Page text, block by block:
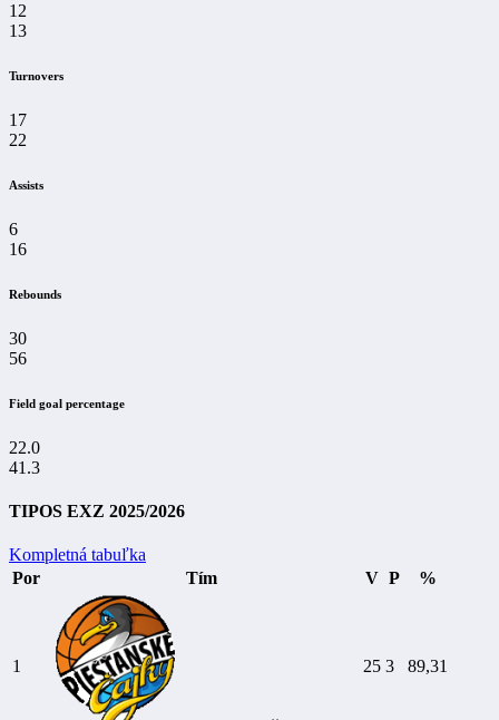
12
13
Turnovers
17
22
Assists
6
16
Rebounds
30
56
Field goal percentage
22.0
41.3
TIPOS EXZ 2025/2026
Kompletná tabuľka
Por
Tím V P %
1 25 3 89,31